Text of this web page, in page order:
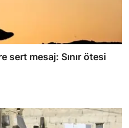
sert mesaj: Sınır ötesi